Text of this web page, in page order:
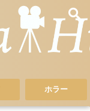
ホラー